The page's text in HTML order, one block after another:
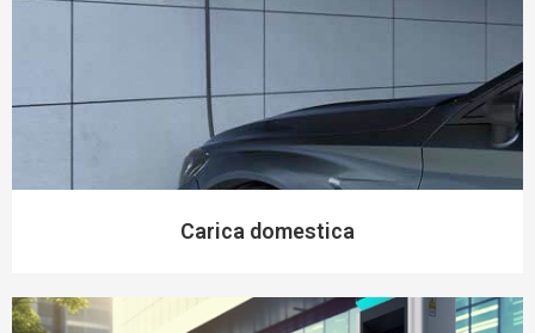
Carica domestica